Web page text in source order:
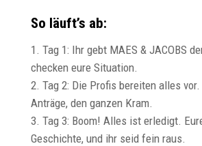
So läuft’s ab:
Tag 1: Ihr gebt MAES & JACOBS
checken eure Situation.
Tag 2: Die Profis bereiten alles vor.
Anträge, den ganzen Kram.
Tag 3: Boom! Alles ist erledigt.
Geschichte, und ihr seid fein raus.